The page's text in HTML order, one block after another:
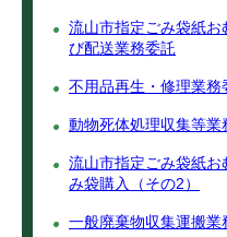
流山市指定ごみ袋紙お
び配送業務委託
不用品再生・修理業務
動物死体処理収集等業
流山市指定ごみ袋紙
み袋購入（その2）
一般廃棄物収集運搬業